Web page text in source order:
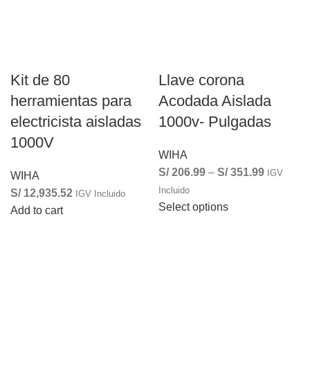
Kit de 80
herramientas para
electricista aisladas
1000V
WIHA
S/12,935.52 IGV Incluido
Add to cart
Llave corona
Acodada Aislada
1000v- Pulgadas
WIHA
S/206.99 – S/351.99 IGV
Incluido
Select options